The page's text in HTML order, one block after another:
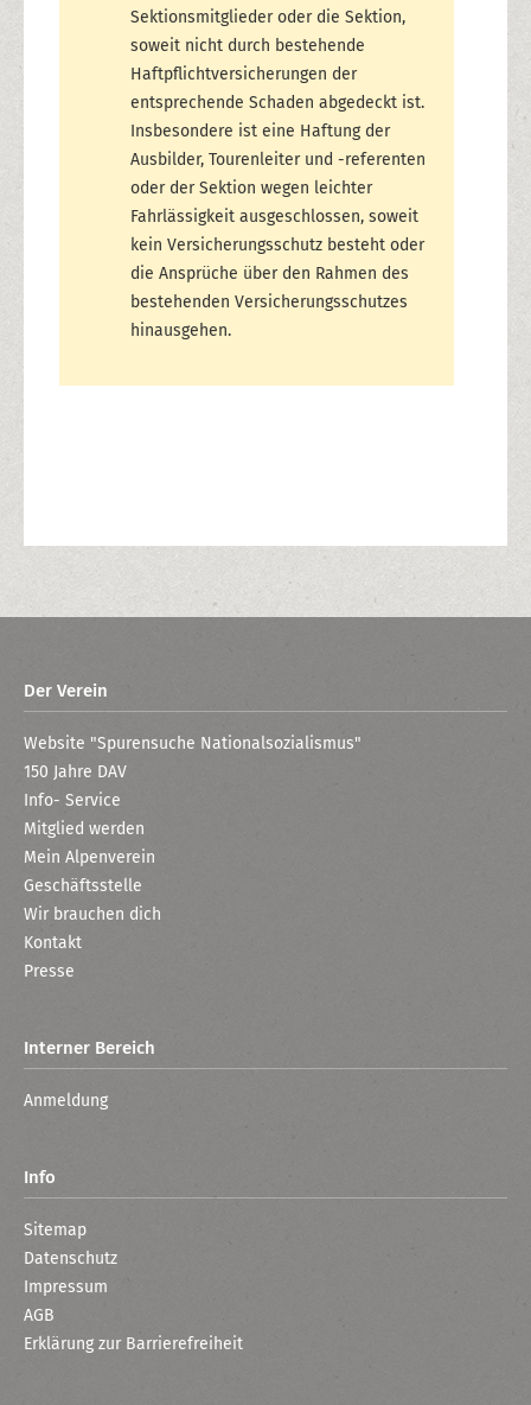
Sektionsmitglieder oder die Sektion,
soweit nicht durch bestehende
Haftpflichtversicherungen der
entsprechende Schaden abgedeckt ist.
Insbesondere ist eine Haftung der
Ausbilder, Tourenleiter und -referenten
oder der Sektion wegen leichter
Fahrlässigkeit ausgeschlossen, soweit
kein Versicherungsschutz besteht oder
die Ansprüche über den Rahmen des
bestehenden Versicherungsschutzes
hinausgehen.
Der Verein
Website "Spurensuche Nationalsozialismus"
150 Jahre DAV
Info- Service
Mitglied werden
Mein Alpenverein
Geschäftsstelle
Wir brauchen dich
Kontakt
Presse
Interner Bereich
Anmeldung
Info
Sitemap
Datenschutz
Impressum
AGB
Erklärung zur Barrierefreiheit